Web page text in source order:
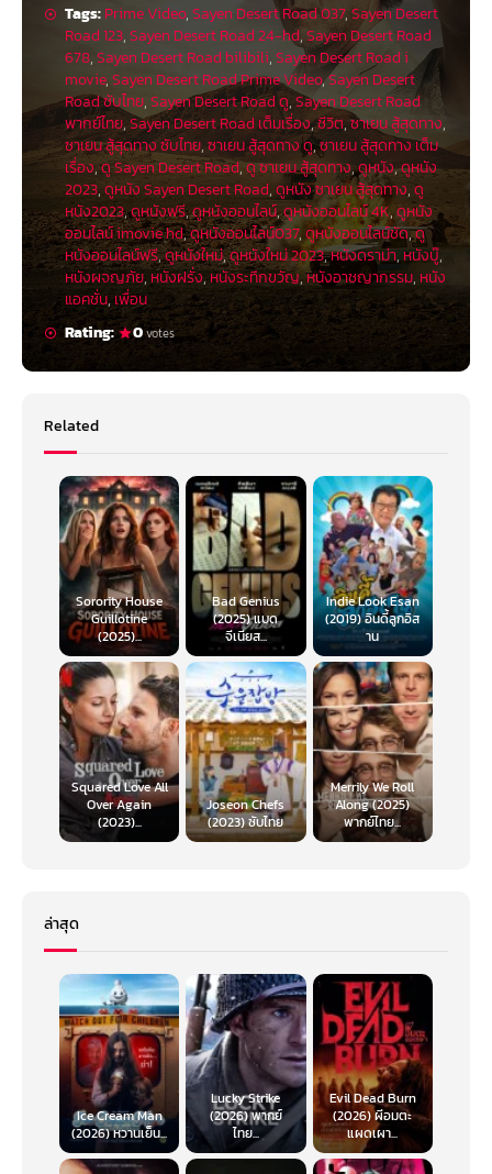
Tags:Prime Video,Sayen Desert Road 037,Sayen Desert
Road 123,Sayen Desert Road 24-hd,Sayen Desert Road
678,Sayen Desert Road bilibili,Sayen Desert Road i
movie,Sayen Desert Road Prime Video,Sayen Desert
Road ซับไทย,Sayen Desert Road ดู,Sayen Desert Road
พากย์ไทย,Sayen Desert Road เต็มเรื่อง,ชีวิต,ซาเยน สู้สุดทาง,
ซาเยน สู้สุดทาง ซับไทย,ซาเยน สู้สุดทาง ดู,ซาเยน สู้สุดทาง เต็ม
เรื่อง,ดู Sayen Desert Road,ดู ซาเยน สู้สุดทาง,ดูหนัง,ดูหนัง
2023,ดูหนัง Sayen Desert Road,ดูหนัง ซาเยน สู้สุดทาง,ดู
หนัง2023,ดูหนังฟรี,ดูหนังออนไลน์,ดูหนังออนไลน์ 4K,ดูหนัง
ออนไลน์ imovie hd,ดูหนังออนไลน์037,ดูหนังออนไลน์ชัด,ดู
หนังออนไลน์ฟรี,ดูหนังใหม่,ดูหนังใหม่ 2023,หนังดราม่า,หนังบู๊,
หนังผจญภัย, หนังฝรั่ง,หนังระทึกขวัญ,หนังอาชญากรรม, หนัง
แอคชั่น, เพื่อน
Rating:
0votes
Related
Sorority House
Guillotine
(2025)...
Bad Genius
(2025) แบด
จีเนียส...
Indie Look Esan
(2019) อินดี้ลูกอิส
าน
Squared Love All
Over Again
(2023)...
Joseon Chefs
(2023) ซับไทย
Merrily We Roll
Along (2025)
พากย์ไทย...
ล่าสุด
Ice Cream Man
(2026) หวานเย็น...
Lucky Strike
(2026) พากย์
ไทย...
Evil Dead Burn
(2026) ผีอมตะ
แผดเผา...